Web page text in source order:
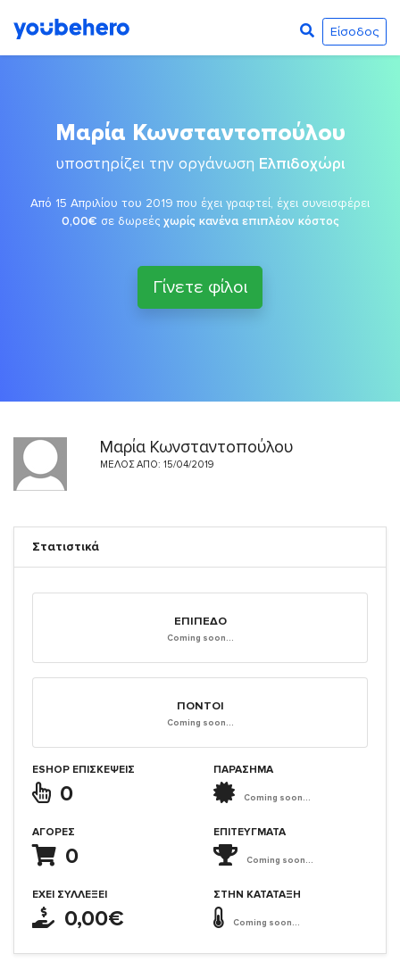
Είσοδος
Μαρία Κωνσταντοπούλου
υποστηρίζει την οργάνωση Ελπιδοχώρι
Από 15 Απριλίου του 2019 που έχει γραφτεί, έχει συνεισφέρει
0,00€ σε δωρεές χωρίς κανένα επιπλέον κόστος
Γίνετε φίλοι
Μαρία Κωνσταντοπούλου
ΜΈΛΟΣ ΑΠΌ: 15/04/2019
Στατιστικά
ΕΠΊΠΕΔΟ
Coming soon...
ΠΌΝΤΟΙ
Coming soon...
ESHOP ΕΠΙΣΚΈΨΕΙΣ
0
ΑΓΟΡΈΣ
0
ΈΧΕΙ ΣΥΛΛΈΞΕΙ
0,00€
ΠΑΡΑΣΗΜΑ
Coming soon...
ΕΠΙΤΕΎΓΜΑΤΑ
Coming soon...
ΣΤΗΝ ΚΑΤΆΤΑΞΗ
Coming soon...